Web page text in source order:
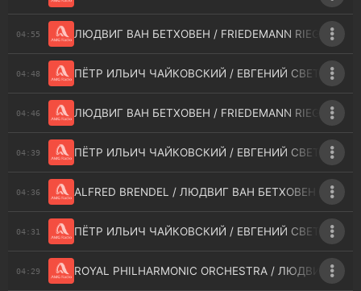
04:55 ЛЮДВИГ ВАН БЕТХОВЕН / FRIEDEMANN RIEGER -
04:48 ПЁТР ИЛЬИЧ ЧАЙКОВСКИЙ / ЕВГЕНИЙ
04:46 ЛЮДВИГ ВАН БЕТХОВЕН / FRIEDEMANN RIEGER - II.
04:39 ПЁТР ИЛЬИЧ ЧАЙКОВСКИЙ / ЕВГЕНИЙ СВЕТЛАНОВ /
04:36 ALFRED BRENDEL / ЛЮДВИГ ВАН БЕТХОВЕН - I.
04:31 ПЁТР ИЛЬИЧ ЧАЙКОВСКИЙ / ЕВГЕНИЙ
04:29 ROYAL PHILHARMONIC ORCHESTRA / ЛЮДВИГ ВАН